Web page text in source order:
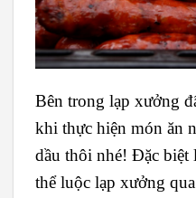
Bên trong lạp xưởng
khi thực hiện món ăn
dầu thôi nhé! Đặc biệt
thể luộc lạp xưởng